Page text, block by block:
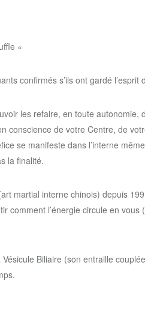
«
confirmés s’ils ont gardé l’esprit
les refaire, en toute autonomie,
de votre Centre, de
se manifeste dans l’interne
la finalité.
martial interne chinois) depuis
comment l’énergie circule en
Biliaire (son entraille